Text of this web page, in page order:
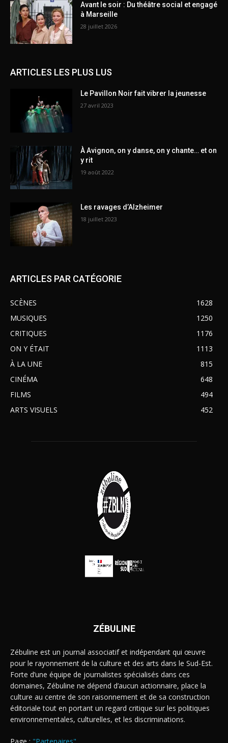
Avant le soir : Du théâtre social et engagé
à Marseille
28 juillet 2026
ARTICLES LES PLUS LUS
Le Pavillon Noir fait vibrer la jeunesse
27 avril 2023
À Avignon, on y danse, on y chante… et on
y rit
19 août 2022
Les ravages d’Alzheimer
18 juillet 2023
ARTICLES PAR CATÉGORIE
SCÈNES
1628
MUSIQUES
1250
CRITIQUES
1176
ON Y ÉTAIT
1113
À LA UNE
815
CINÉMA
648
FILMS
494
ARTS VISUELS
452
ZÉBULINE
Zébuline est un journal associatif et indépendant qui œuvre
pour le rayonnement de la culture et des arts dans le Sud-Est.
Forte d’une équipe de journalistes spécialisés dans ces
domaines, Zébuline ne dépend d’aucun actionnaire, place la
culture au centre de son raisonnement et de sa construction
éditoriale tout en portant un regard critique sur les politiques
environnementales, culturelles, et les discriminations.